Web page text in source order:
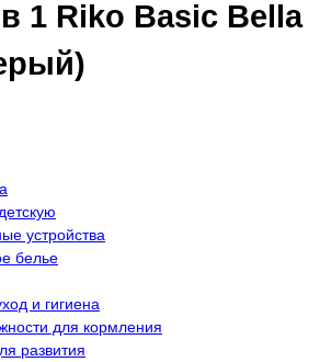
1 Riko Basic Bella
устройства
белье
и гигиена
для кормления
развития